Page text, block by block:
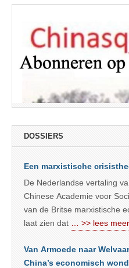
DOSSIERS
Een marxistische
De Nederlandse vertaling
Chinese Academie voor
van de Britse marxistische
laat zien dat
… >> lees meer
Van Armoede naar
China’s economisch